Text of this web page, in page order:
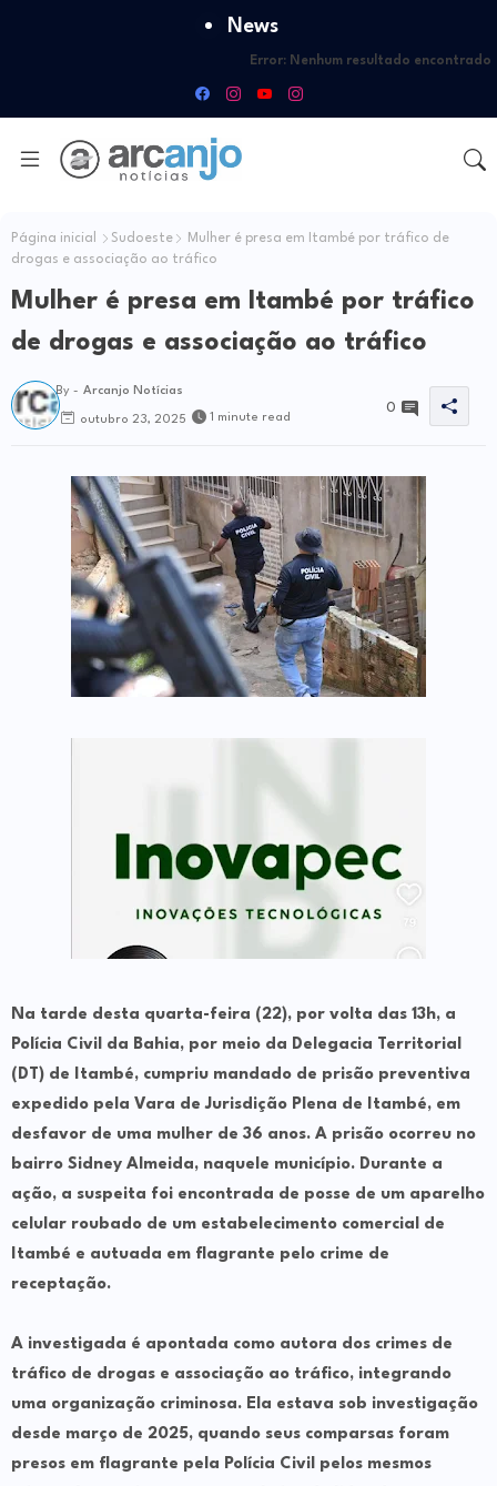
News
Error: Nenhum resultado encontrado
Página inicial Sudoeste
Mulher é presa em Itambé por tráfico de
drogas e associação ao tráfico
Mulher é presa em Itambé por tráfico
de drogas e associação ao tráfico
By - Arcanjo Notícias
outubro 23, 2025 1 minute read
0
Na tarde desta quarta-feira (22), por volta das 13h, a
Polícia Civil da Bahia, por meio da Delegacia Territorial
(DT) de Itambé, cumpriu mandado de prisão preventiva
expedido pela Vara de Jurisdição Plena de Itambé, em
desfavor de uma mulher de 36 anos. A prisão ocorreu no
bairro Sidney Almeida, naquele município. Durante a
ação, a suspeita foi encontrada de posse de um aparelho
celular roubado de um estabelecimento comercial de
Itambé e autuada em flagrante pelo crime de
receptação.
A investigada é apontada como autora dos crimes de
tráfico de drogas e associação ao tráfico, integrando
uma organização criminosa. Ela estava sob investigação
desde março de 2025, quando seus comparsas foram
presos em flagrante pela Polícia Civil pelos mesmos